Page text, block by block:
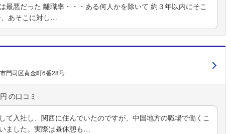
最悪だった 離職率・・・ある何人かを除いて 約３年以内にそこ
あそこに対し…
門司区黄金町6番28号
て入社し、関西に住んでいたのですが、中国地方の職場で働くこ
ました。実際は昼休憩も…